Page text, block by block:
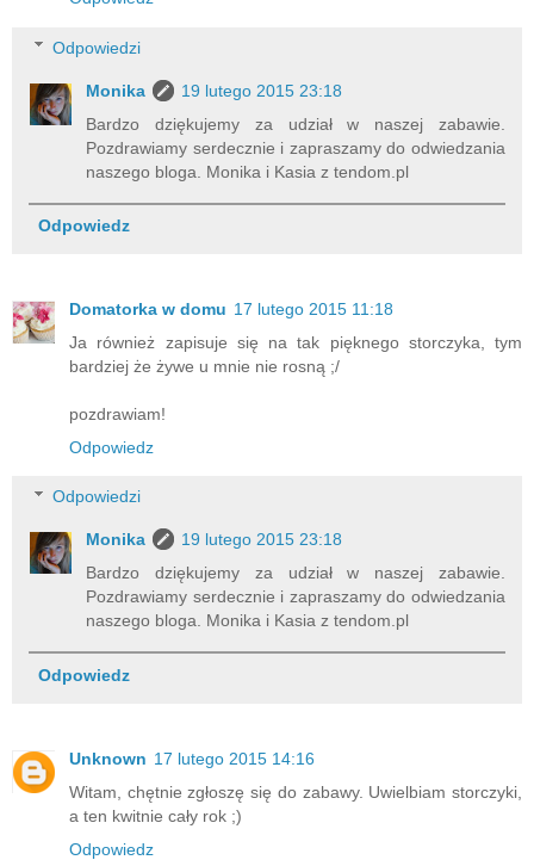
Odpowiedzi
Monika
19 lutego 2015 23:18
Bardzo dziękujemy za udział w naszej zabawie.
Pozdrawiamy serdecznie i zapraszamy do odwiedzania
naszego bloga. Monika i Kasia z tendom.pl
Odpowiedz
Domatorka w domu 17 lutego 2015 11:18
Ja również zapisuje się na tak pięknego storczyka, tym
bardziej że żywe u mnie nie rosną ;/
pozdrawiam!
Odpowiedz
Odpowiedzi
Monika
19 lutego 2015 23:18
Bardzo dziękujemy za udział w naszej zabawie.
Pozdrawiamy serdecznie i zapraszamy do odwiedzania
naszego bloga. Monika i Kasia z tendom.pl
Odpowiedz
Unknown 17 lutego 2015 14:16
Witam, chętnie zgłoszę się do zabawy. Uwielbiam storczyki,
a ten kwitnie cały rok ;)
Odpowiedz